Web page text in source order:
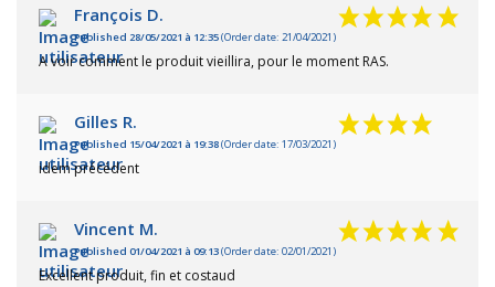
François D.
Published 28/05/2021 à 12:35(Order date: 21/04/2021)
A voir comment le produit vieillira, pour le moment RAS.
Gilles R.
Published 15/04/2021 à 19:38(Order date: 17/03/2021)
idem précédent
Vincent M.
Published 01/04/2021 à 09:13(Order date: 02/01/2021)
Excellent produit, fin et costaud